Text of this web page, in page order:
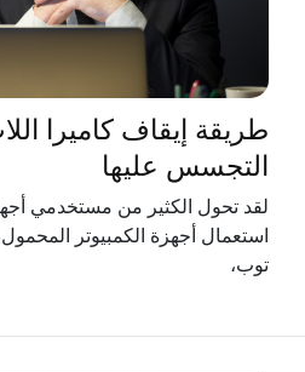
طريقة إيقاف كاميرا
التجسس عليها
لقد تحول الكثير من مستخدمي
استعمال أجهزة الكمبيوتر
توب،